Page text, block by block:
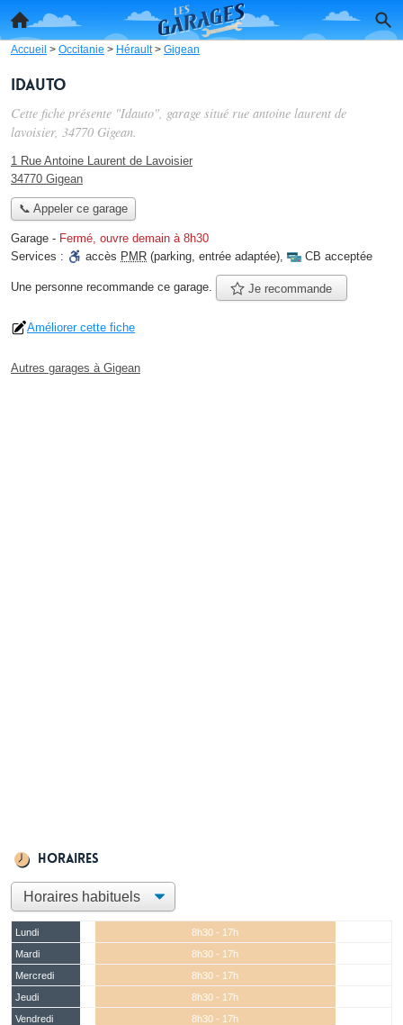
Accueil > Occitanie > Hérault> Gigean
Idauto
Cette fiche présente "Idauto", garage situé rue antoine laurent de
lavoisier, 34770 Gigean.
1 Rue Antoine Laurent de Lavoisier
34770 Gigean
📞 Appeler ce garage
Garage - Fermé, ouvre demain à 8h30
Services :
accès PMR (parking, entrée adaptée), CB acceptée
Une personne recommande ce garage. Je recommande
Améliorer cette fiche
Autres garages à Gigean
Horaires
Lundi
8h30 - 17h
Mardi
8h30 - 17h
Mercredi
8h30 - 17h
Jeudi
8h30 - 17h
Vendredi
8h30 - 17h